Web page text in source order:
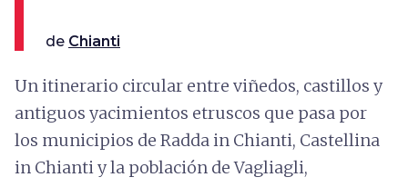
de Chianti
Un itinerario circular entre viñedos, castillos y
antiguos yacimientos etruscos que pasa por
los municipios de Radda in Chianti, Castellina
in Chianti y la población de Vagliagli,